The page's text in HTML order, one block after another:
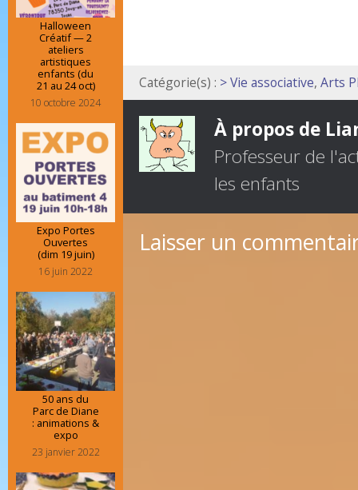
Catégorie(s) : > Vie associative, Arts
À propos de
Professeur de
les enfants
Laisser un
Halloween
Créatif — 2
ateliers
artistiques
enfants (du
21 au 24 oct)
10 octobre 2024
Expo Portes
Ouvertes
(dim 19 juin)
16 juin 2022
50 ans du
Parc de Diane
: animations &
expo
23 janvier 2022